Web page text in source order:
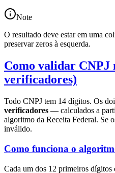
Note
O resultado deve estar em uma
preservar zeros à esquerda.
Como validar CNPJ
verificadores)
Todo CNPJ tem 14 dígitos. Os
verificadores — calculados a
algoritmo da Receita Federal. Se
inválido.
Como funciona o
Cada um dos 12 primeiros